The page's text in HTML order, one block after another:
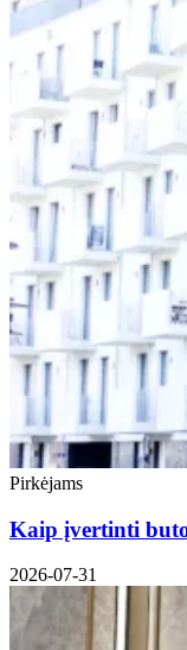
Pirkėjams
Kaip įvertinti
2026-07-31